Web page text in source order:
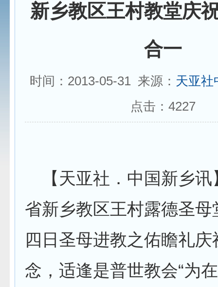
新乡教区王村教堂庆
合一
时间：2013-05-31 来源： 天亚社
点击： 4227
【天亚社．中国新乡讯
省新乡教区王村露德圣母
四日圣母进教之佑瞻礼
念，适逢是普世教会“为